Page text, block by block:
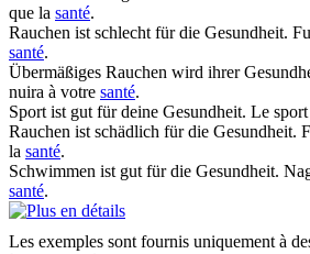
que la santé.
Rauchen ist schlecht für die Gesundheit.
santé.
Übermäßiges Rauchen wird ihrer
nuira à votre santé.
Sport ist gut für deine Gesundheit. Le
Rauchen ist schädlich für die Gesundheit.
la santé.
Schwimmen ist gut für die Gesundheit.
santé.
Les exemples sont fournis uniquement à